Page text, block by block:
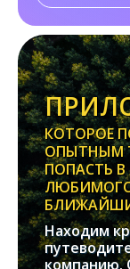
КОТОРОЕ
ОПЫТНЫМ
ПОПАСТЬ
ЛЮБИМОГО
Находим
компанию.